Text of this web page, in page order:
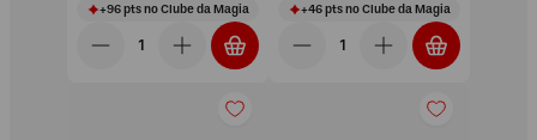
+96ptsno Clube da Magia +46ptsno Clube da Magia